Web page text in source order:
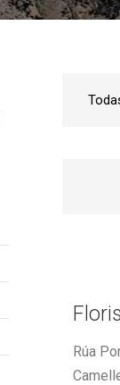
Rúa